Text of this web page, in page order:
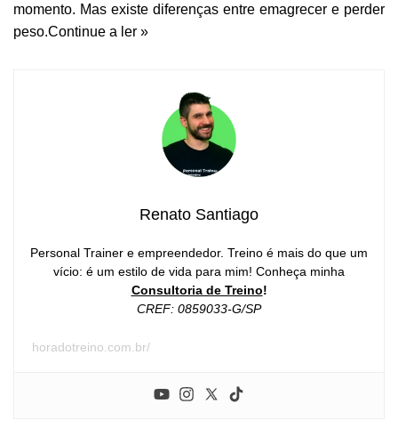
momento. Mas existe diferenças entre emagrecer e perder
peso.Continue a ler »
Renato Santiago
Personal Trainer e empreendedor. Treino é mais do que um
vício: é um estilo de vida para mim! Conheça minha
Consultoria de Treino!
CREF: 0859033-G/SP
horadotreino.com.br/